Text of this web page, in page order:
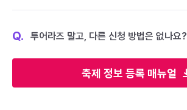
축제 정보 등록 매뉴얼
Q. 투어라즈 말고, 다른 신청 방법은 없나요?